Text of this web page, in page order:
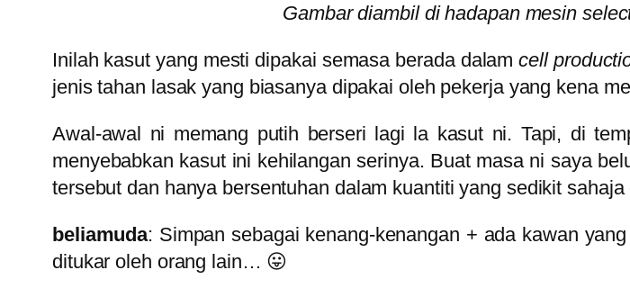
Gambar diambil di hadapan mesin
Inilah kasut yang mesti dipakai semasa berada dalamcell
jenis tahan lasak yang biasanya dipakai oleh pekerja yang kena
Awal-awal ni memang putih berseri lagi la kasut ni. Tapi, di
menyebabkan kasut ini kehilangan serinya. Buat masa ni saya
tersebut dan hanya bersentuhan dalam kuantiti yang sedikit
beliamuda: Simpan sebagai kenang-kenangan + ada kawan
ditukar oleh orang lain… 😛